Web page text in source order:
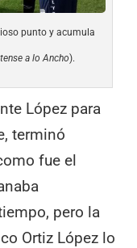
punto y acumula
a lo Ancho).
López para
terminó
fue el
pero la
Ortiz López lo